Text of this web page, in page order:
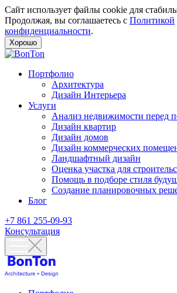
Сайт использует файлы cookie для
Продолжая, вы соглашаетесь с Политикой
конфиденциальности.
Хорошо
Портфолио
Архитектура
Дизайн Интерьера
Услуги
Анализ недвижимости перед
Дизайн квартир
Дизайн домов
Дизайн коммерческих
Ландшафтный дизайн
Оценка участка для
Помощь в подборе стиля
Создание планировочных
Блог
+7 861 255-09-93
Консультация